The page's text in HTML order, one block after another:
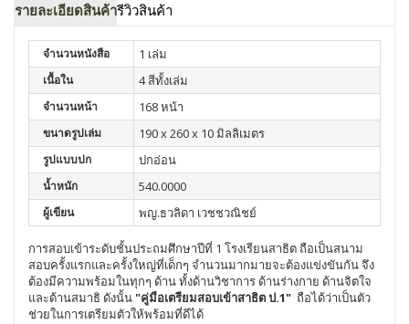
รายละเอียดสินค้ารีวิวสินค้า
จำนวนหนังสือ 1 เล่ม
เนื้อใน 4 สีทั้งเล่ม
จำนวนหน้า 168 หน้า
ขนาดรูปเล่ม 190 x 260 x 10 มิลลิเมตร
รูปแบบปก ปกอ่อน
น้ำหนัก 540.0000
ผู้เขียน พญ.ธวลิดา เวชชวณิชย์
การสอบเข้าระดับชั้นประถมศึกษาปีที่ 1 โรงเรียนสาธิต ถือเป็นสนาม
สอบครั้งแรกและครั้งใหญ่ที่เด็กๆ จำนวนมากมายจะต้องแข่งขันกัน จึง
ต้องมีความพร้อมในทุกๆ ด้าน ทั้งด้านวิชาการ ด้านร่างกาย ด้านจิตใจ
และด้านสมาธิ ดังนั้น"คู่มือเตรียมสอบเข้าสาธิต ป.1" ถือได้ว่าเป็นตัว
ช่วยในการเตรียมตัวให้พร้อมที่ดีได้